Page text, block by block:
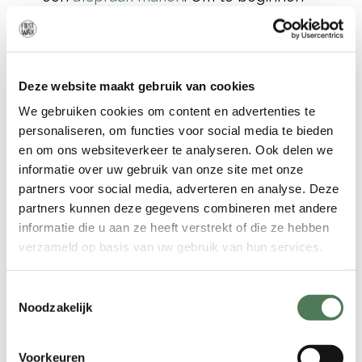
Deze website maakt gebruik van cookies
We gebruiken cookies om content en advertenties te
personaliseren, om functies voor social media te bieden
en om ons websiteverkeer te analyseren. Ook delen we
informatie over uw gebruik van onze site met onze
partners voor social media, adverteren en analyse. Deze
partners kunnen deze gegevens combineren met andere
informatie die u aan ze heeft verstrekt of die ze hebben
verzameld op basis van uw gebruik van hun services.
Noodzakelijk
Voorkeuren
hoeft u zich een tijdje niet te scheren.
gedesinfecteerd. Daarna brengt onze
Combinal aan, cosmetica van de hoogst
haalbare kwaliteit. De vloeibare, hete
wax wordt met een spateltje
aangebracht. Na een paar seconde
wordt de wax hard en trekt de
specialiste het er in een snelle
Bikinilijn waxen
Naast Brazilian Wax kunnen wij ook uw
overBikini-ontharing
, dan hebben we